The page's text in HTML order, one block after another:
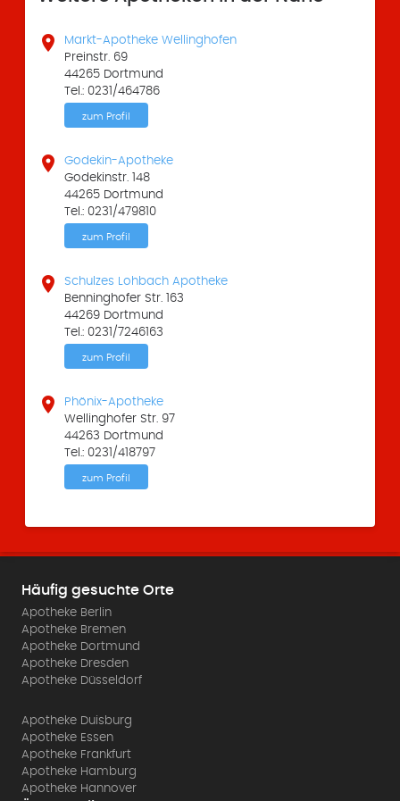

Markt-Apotheke Wellinghofen
Preinstr. 69
44265 Dortmund
Tel.: 0231/464786
zum Profil

Godekin-Apotheke
Godekinstr. 148
44265 Dortmund
Tel.: 0231/479810
zum Profil

Schulzes Lohbach Apotheke
Benninghofer Str. 163
44269 Dortmund
Tel.: 0231/7246163
zum Profil

Phönix-Apotheke
Wellinghofer Str. 97
44263 Dortmund
Tel.: 0231/418797
zum Profil
Häufig gesuchte Orte
Apotheke Berlin
Apotheke Bremen
Apotheke Dortmund
Apotheke Dresden
Apotheke Düsseldorf
Apotheke Duisburg
Apotheke Essen
Apotheke Frankfurt
Apotheke Hamburg
Apotheke Hannover